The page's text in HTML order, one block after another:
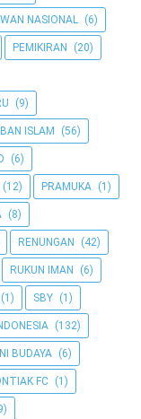
NASIONAL (6)
PEMIKIRAN (20)
(9)
ISLAM (56)
(6)
(12) PRAMUKA (1)
(8)
RENUNGAN (42)
RUKUN IMAN (6)
(1) SBY (1)
(132)
BUDAYA (6)
FC (1)